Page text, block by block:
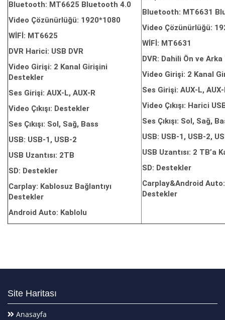
Bluetooth: MT6625 Bluetooth 4.0
Video Çözünürlüğü: 1920*1080
WİFİ: MT6625
DVR Harici: USB DVR
Video Girişi: 2 Kanal Girişini
Destekler
Ses Girişi: AUX-L, AUX-R
Video Çıkışı: Destekler
Ses Çıkışı: Sol, Sağ, Bass
USB: USB-1, USB-2
USB Uzantısı: 2TB
SD: Destekler
Carplay: Kablosuz Bağlantıyı
Destekler
Android Auto: Kablolu
Bluetooth: MT6631
Video Çözünürlüğü:
WİFİ: MT6631
DVR: Dahili Ön ve
Video Girişi: 2 Kanal
Ses Girişi: AUX-L,
Video Çıkışı: Harici
Ses Çıkışı: Sol, Sağ,
USB: USB-1, USB-2,
USB Uzantısı: 2 TB’a
SD: Destekler
Carplay&Android
Destekler
Site Haritası
Anasayfa